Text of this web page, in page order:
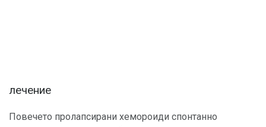
лечение
Повечето пролапсирани хемороиди спонтанно